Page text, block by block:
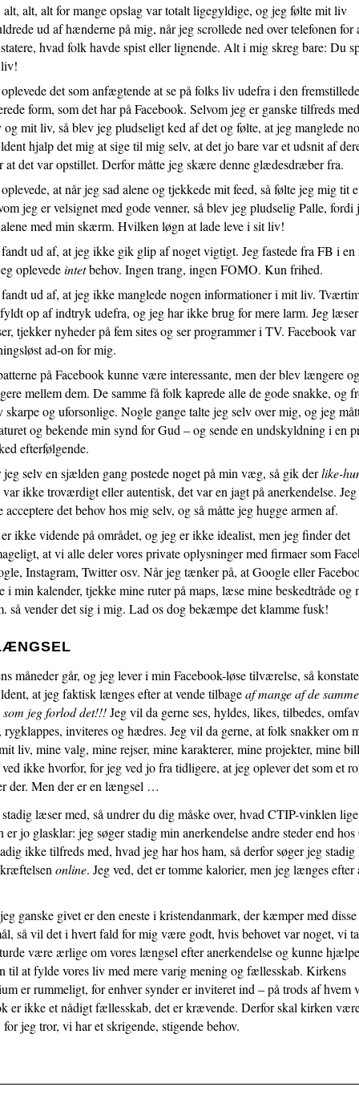
3.1:
Menighedspakke
3.2:
Bliv
fast
støtte
3.3:
Giv
et
bidrag
4.0:
Kontakt
os
4.1:
Om
CTIP
vej
4.3:
Ansatte
4.4:
Kontakt
os
4.5:
Privatlivspolitik
4.6:
Cookiepolitik
5.0:
Kurser
6.0:
Resurser
7.0:
Støt
8.0:
Kontakt
os
Næste
indlæg:
Lutheranere,
jer!Forrige
indlæg:
Kristne
er
religionsforskrækkede!
alt, alt for mange opslag var totalt ligegyldige, og jeg følte mit liv
ud af hænderne på mig, når jeg scrollede ned over telefonen for
hvad folk havde spist eller lignende. Alt i mig skreg bare: Du
oplevede det som anfægtende at se på folks liv udefra i den
form, som det har på Facebook. Selvom jeg er ganske tilfreds
og mit liv, så blev jeg pludseligt ked af det og følte, at jeg manglede
hjalp det mig at sige til mig selv, at det jo bare var et udsnit af
at det var opstillet. Derfor måtte jeg skære denne glædesdræber fra.
at når jeg sad alene og tjekkede mit feed, så følte jeg mig tit
jeg er velsignet med gode venner, så blev jeg pludselig Palle, fordi
med min skærm. Hvilken løgn at lade leve i sit liv!
fandt ud af, at jeg ikke gik glip af noget vigtigt. Jeg fastede fra FB i en
oplevedeintetbehov. Ingen trang, ingen FOMO. Kun frihed.
fandt ud af, at jeg ikke manglede nogen informationer i mit liv.
op af indtryk udefra, og jeg har ikke brug for mere larm. Jeg
tjekker nyheder på fem sites og ser programmer i TV. Facebook var
ad-on for mig.
på Facebook kunne være interessante, men der blev længere
mellem dem. De samme få folk kaprede alle de gode snakke, og
skarpe og uforsonlige. Nogle gange talte jeg selv over mig, og jeg
og bekende min synd for Gud – og sende en undskyldning i en
efterfølgende.
jeg selv en sjælden gang postede noget på min væg, så gik derlike-
ikke troværdigt eller autentisk, det var en jagt på anerkendelse.
acceptere det behov hos mig selv, og så måtte jeg hugge armen af.
er ikke vidende på området, og jeg er ikke idealist, men jeg finder det
at vi alle deler vores private oplysninger med firmaer som
Instagram, Twitter osv. Når jeg tænker på, at Google eller
i min kalender, tjekke mine ruter på maps, læse mine beskedtråde og
så vender det sig i mig. Lad os dog bekæmpe det klamme fusk!
måneder går, og jeg lever i min Facebook-løse tilværelse, så
at jeg faktisk længes efter at vende tilbageaf mange af de samme
som jeg forlod det!!!Jeg vil da gerne ses, hyldes, likes, tilbedes,
rygklappes, inviteres og hædres. Jeg vil da gerne, at folk snakker om
liv, mine valg, mine rejser, mine karakterer, mine projekter, mine
ved ikke hvorfor, for jeg ved jo fra tidligere, at jeg oplever det som et
der. Men der er en længsel …
læser med, så undrer du dig måske over, hvad CTIP-vinklen
er jo glasklar: jeg søger stadig min anerkendelse andre steder end
ikke tilfreds med, hvad jeg har hos ham, så derfor søger jeg stadig
online. Jeg ved, det er tomme kalorier, men jeg længes efter
ganske givet er den eneste i kristendanmark, der kæmper med disse
så vil det i hvert fald for mig være godt, hvis behovet var noget, vi
være ærlige om vores længsel efter anerkendelse og kunne
til at fylde vores liv med mere varig mening og fællesskab. Kirkens
er rummeligt, for enhver synder er inviteret ind – på trods af hvem
er ikke et nådigt fællesskab, det er krævende. Derfor skal kirken
jeg tror, vi har et skrigende, stigende behov.